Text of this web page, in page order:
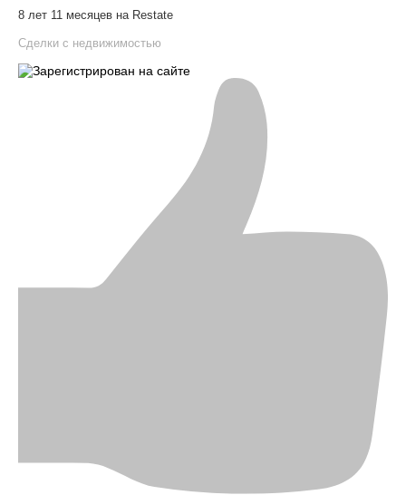
8 лет 11 месяцев на Restate
Сделки с недвижимостью